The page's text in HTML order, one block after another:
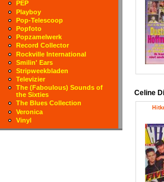
Celine
PEP
Playboy
Pop-Telescoop
Popfoto
Popzamelwerk
Record Collector
Rockville International
Smilin' Ears
Stripweekbladen
Televizier
The (Faboulous) Sounds of
the Sixties
The Blues Collection
Veronica
Vinyl